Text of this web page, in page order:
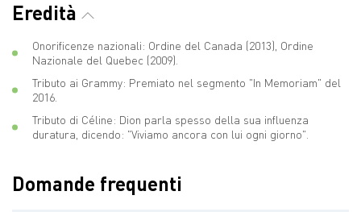
Eredità
Onorificenze nazionali: Ordine del Canada (2013), Ordine
Nazionale del Quebec (2009).
Tributo ai Grammy: Premiato nel segmento "In Memoriam" del
2016.
Tributo di Céline: Dion parla spesso della sua influenza
duratura, dicendo: "Viviamo ancora con lui ogni giorno".
Domande frequenti